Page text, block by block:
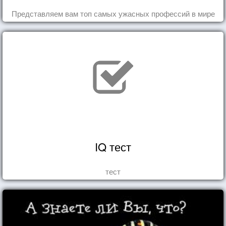
Представляем вам топ самых ужасных профессий в мире
IQ тест
тест